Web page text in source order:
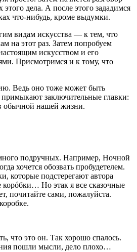
этого дела. А после этого зададимся
что-нибудь, кроме выдумки.
видам искусства — к тем, что
на этот раз. Затем попробуем
искусством и его
Присмотримся и к тому, что
Ведь оно тоже может быть
заключительные главки:
обычной нашей жизни.
подручных. Например, Ночной
хочется обозвать пробудетелем.
которые подстерегают автора
Но этак я все сказочные
почитайте сами, пожалуйста.
что это он. Так хорошо спалось.
пошли мысли, дело плохо…